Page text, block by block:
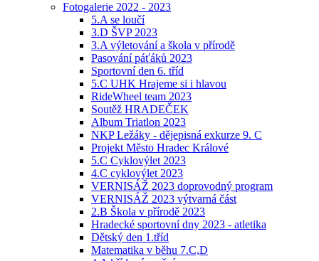
Fotogalerie 2022 - 2023
5.A se loučí
3.D ŠVP 2023
3.A výletování a škola v přírodě
Pasování páťáků 2023
Sportovní den 6. tříd
5.C UHK Hrajeme si i hlavou
RideWheel team 2023
Soutěž HRADEČEK
Album Triatlon 2023
NKP Ležáky - dějepisná exkurze 9. C
Projekt Město Hradec Králové
5.C Cyklovýlet 2023
4.C cyklovýlet 2023
VERNISÁŽ 2023 doprovodný program
VERNISÁŽ 2023 výtvarná část
2.B Škola v přírodě 2023
Hradecké sportovní dny 2023 - atletika
Dětský den 1.tříd
Matematika v běhu 7.C,D